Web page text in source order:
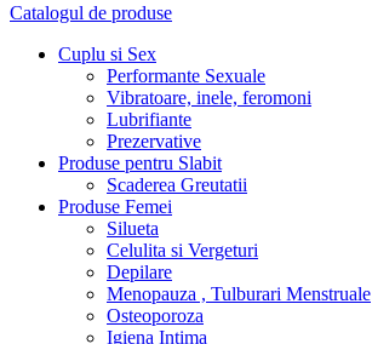
Catalogul de produse
Cuplu si Sex
Performante Sexuale
Vibratoare, inele, feromoni
Lubrifiante
Prezervative
Produse pentru Slabit
Scaderea Greutatii
Produse Femei
Silueta
Celulita si Vergeturi
Depilare
Menopauza , Tulburari Menstruale
Osteoporoza
Igiena Intima